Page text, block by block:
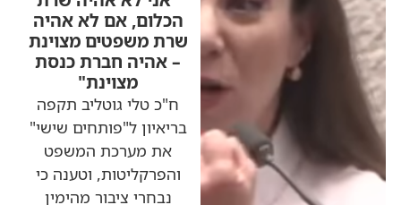
הכלום, אם לא אהיה
שרת משפטים מצוינת
– אהיה חברת כנסת
מצוינת"
ח"כ טלי גוטליב תקפה
בריאיון ל"פותחים שישי"
את מערכת המשפט
והפרקליטות, וטענה כי
נבחרי ציבור מהימין